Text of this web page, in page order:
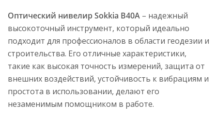
Оптический нивелир Sokkia B40A – надежный
высокоточный инструмент, который идеально
подходит для профессионалов в области геодезии и
строительства. Его отличные характеристики,
такие как высокая точность измерений, защита от
внешних воздействий, устойчивость к вибрациям и
простота в использовании, делают его
незаменимым помощником в работе.